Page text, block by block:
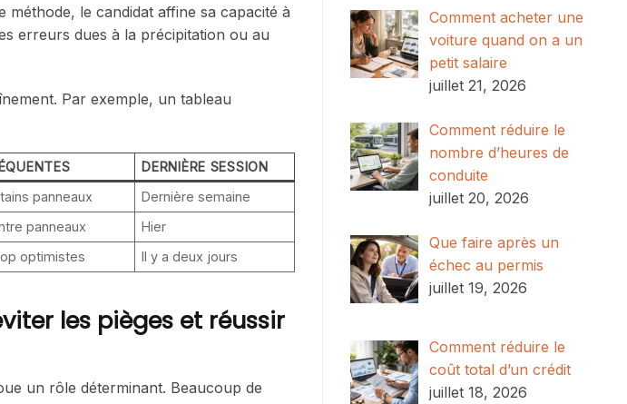
méthode, le candidat affine sa capacité à
erreurs dues à la précipitation ou au
Par exemple, un tableau
DERNIÈRE SESSION
panneaux
Dernière semaine
panneaux
Hier
optimistes Il y a deux jours
les pièges et réussir
un rôle déterminant. Beaucoup de
Comment acheter une
voiture quand on a un
petit salaire
juillet 21, 2026
Comment réduire le
nombre d’heures de
conduite
juillet 20, 2026
Que faire après un
échec au permis
juillet 19, 2026
Comment réduire le
coût total d’un crédit
juillet 18, 2026